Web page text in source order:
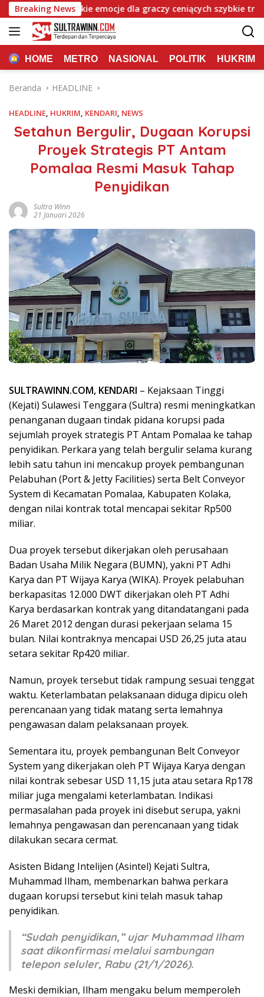
Langsung
ke
konten
Breaking News
Szybkie emocje dla graczy ceniących szybkie trafienia
HOME METRO NASIONAL POLITIK HUKRIM
Beranda HEADLINE
HEADLINE, HUKRIM, KENDARI, NEWS
Setahun Bergulir, Dugaan Korupsi
Proyek Strategis PT Antam
Pomalaa Resmi Masuk Tahap
Penyidikan
Sultra Winn
21 Januari 2026
SULTRAWINN.COM, KENDARI – Kejaksaan Tinggi
(Kejati) Sulawesi Tenggara (Sultra) resmi meningkatkan
penanganan dugaan tindak pidana korupsi pada
sejumlah proyek strategis PT Antam Pomalaa ke tahap
penyidikan. Perkara yang telah bergulir selama kurang
lebih satu tahun ini mencakup proyek pembangunan
Pelabuhan (Port & Jetty Facilities) serta Belt Conveyor
System di Kecamatan Pomalaa, Kabupaten Kolaka,
dengan nilai kontrak total mencapai sekitar Rp500
miliar.
Dua proyek tersebut dikerjakan oleh perusahaan
Badan Usaha Milik Negara (BUMN), yakni PT Adhi
Karya dan PT Wijaya Karya (WIKA). Proyek pelabuhan
berkapasitas 12.000 DWT dikerjakan oleh PT Adhi
Karya berdasarkan kontrak yang ditandatangani pada
26 Maret 2012 dengan durasi pekerjaan selama 15
bulan. Nilai kontraknya mencapai USD 26,25 juta atau
setara sekitar Rp420 miliar.
Namun, proyek tersebut tidak rampung sesuai tenggat
waktu. Keterlambatan pelaksanaan diduga dipicu oleh
perencanaan yang tidak matang serta lemahnya
pengawasan dalam pelaksanaan proyek.
Sementara itu, proyek pembangunan Belt Conveyor
System yang dikerjakan oleh PT Wijaya Karya dengan
nilai kontrak sebesar USD 11,15 juta atau setara Rp178
miliar juga mengalami keterlambatan. Indikasi
permasalahan pada proyek ini disebut serupa, yakni
lemahnya pengawasan dan perencanaan yang tidak
dilakukan secara cermat.
Asisten Bidang Intelijen (Asintel) Kejati Sultra,
Muhammad Ilham, membenarkan bahwa perkara
dugaan korupsi tersebut kini telah masuk tahap
penyidikan.
“Sudah penyidikan,” ujar Muhammad Ilham
saat dikonfirmasi melalui sambungan
telepon seluler, Rabu (21/1/2026).
Meski demikian, Ilham mengaku belum memperoleh